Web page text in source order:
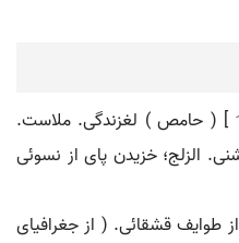
) لغزندگی. ملاست.
الزلج؛ خزیدن پای از نسوئی
قشقائی. ( از جغرافیای